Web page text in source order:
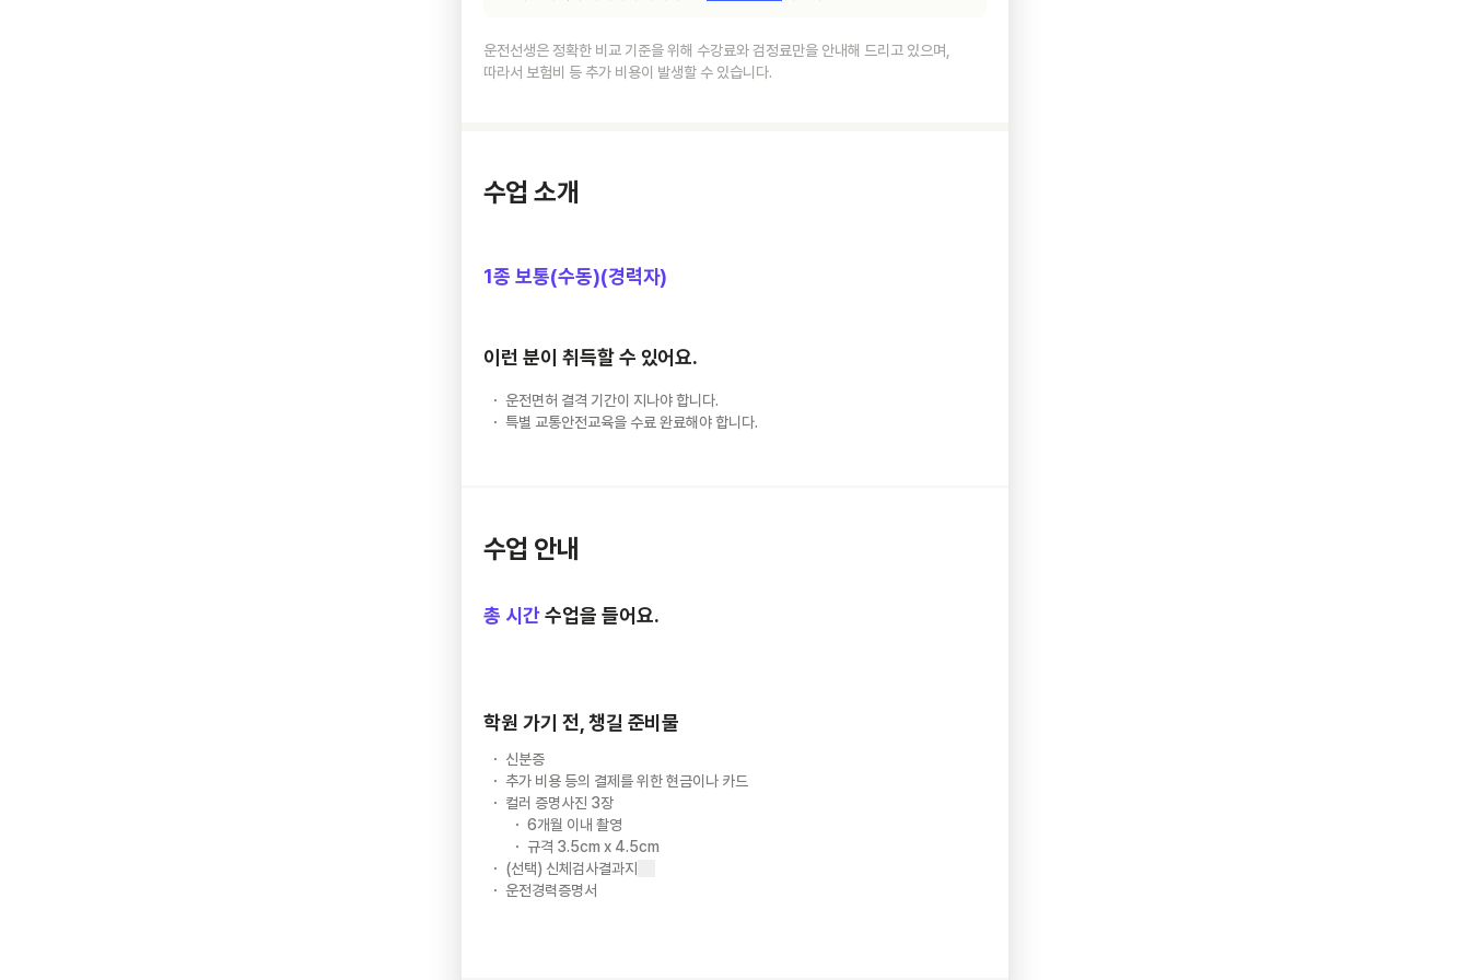
운전선생은 정확한 비교 기준을 위해 수강료와 검정료만을 안내해 드리고 있으며,
따라서 보험비 등 추가 비용이 발생할 수 있습니다.
수업 소개
1종 보통(수동)(경력자)
이런 분이 취득할 수 있어요.
운전면허 결격 기간이 지나야 합니다.
특별 교통안전교육을 수료 완료해야 합니다.
수업 안내
총 시간수업을 들어요.
학원 가기 전, 챙길 준비물
신분증
추가 비용 등의 결제를 위한 현금이나 카드
컬러 증명사진 3장
6개월 이내 촬영
규격 3.5cm x 4.5cm
(선택) 신체검사결과지
운전경력증명서